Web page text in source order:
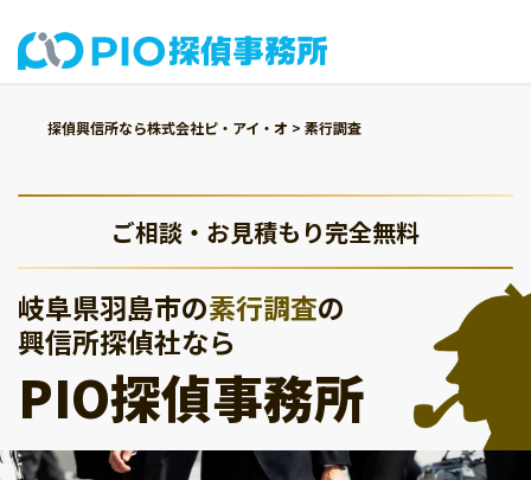
探偵興信所なら株式会社ピ・アイ・オ > 素行調査
ご相談・お見積もり完全無料
岐阜県羽島市の素行調査の
興信所探偵社なら
PIO探偵事務所